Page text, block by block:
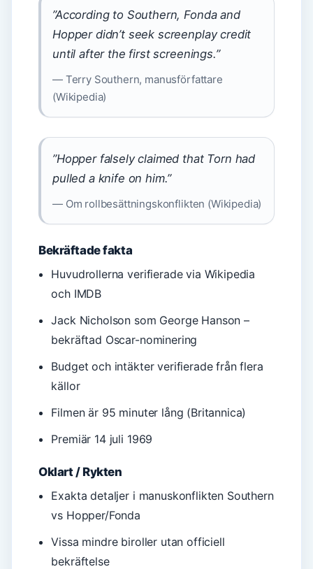
”According to Southern, Fonda and
Hopper didn’t seek screenplay credit
until after the first screenings.”
— Terry Southern, manusförfattare
(Wikipedia)
”Hopper falsely claimed that Torn had
pulled a knife on him.”
— Om rollbesättningskonflikten (Wikipedia)
Bekräftade fakta
Huvudrollerna verifierade via Wikipedia
och IMDB
Jack Nicholson som George Hanson –
bekräftad Oscar-nominering
Budget och intäkter verifierade från flera
källor
Filmen är 95 minuter lång (Britannica)
Premiär 14 juli 1969
Oklart / Rykten
Exakta detaljer i manuskonflikten Southern
vs Hopper/Fonda
Vissa mindre biroller utan officiell
bekräftelse